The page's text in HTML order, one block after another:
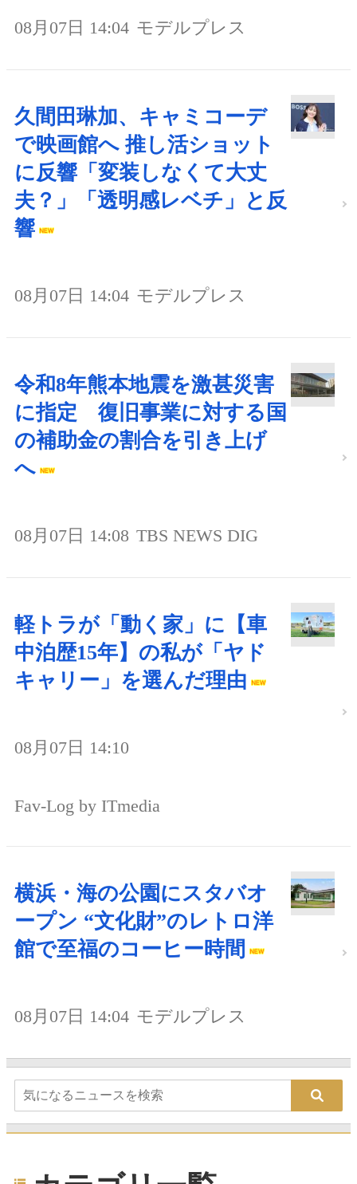
08月07日 14:04 モデルプレス
久間田琳加、キャミコーデ
で映画館へ 推し活ショット
に反響「変装しなくて大丈
夫？」「透明感レベチ」と反
響
08月07日 14:04 モデルプレス
令和8年熊本地震を激甚災害
に指定 復旧事業に対する国
の補助金の割合を引き上げ
へ
08月07日 14:08 TBS NEWS DIG
軽トラが「動く家」に【車
中泊歴15年】の私が「ヤド
キャリー」を選んだ理由
08月07日 14:10
Fav-Log by ITmedia
横浜・海の公園にスタバオ
ープン “文化財”のレトロ洋
館で至福のコーヒー時間
08月07日 14:04 モデルプレス